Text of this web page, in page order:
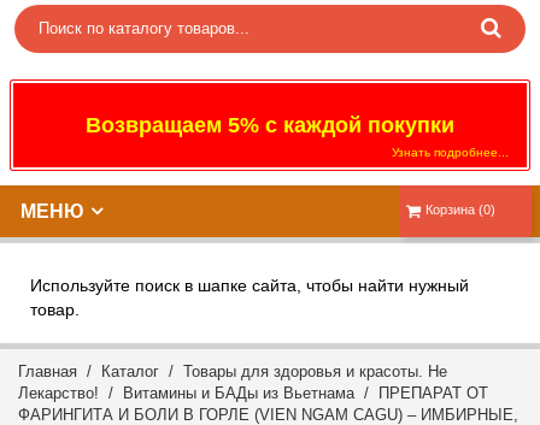
Возвращаем 5% с каждой покупки
Узнать подробнее...
Корзина (0)
МЕНЮ
Используйте поиск в шапке сайта, чтобы найти нужный
товар.
Главная / Каталог / Товары для здоровья и красоты. Не
Лекарство! / Витамины и БАДы из Вьетнама/ ПРЕПАРАТ ОТ
ФАРИНГИТА И БОЛИ В ГОРЛЕ (VIEN NGAM CAGU) – ИМБИРНЫЕ,